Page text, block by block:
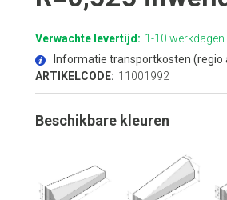
Verwachte levertijd: 1-10
Informatie transportkosten (regio
ARTIKELCODE: 11001992
Beschikbare kleuren